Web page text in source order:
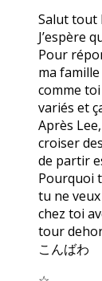
Salut tout
J’espère
Pour
ma
comme
variés et
Après
croiser
de partir
Pourquoi
tu ne
chez toi
tour
こんばわ